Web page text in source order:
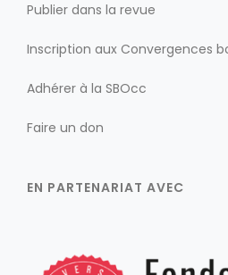
Publier dans la revue
Inscription aux Convergences
Adhérer à la SBOcc
Faire un don
EN PARTENARIAT AVEC